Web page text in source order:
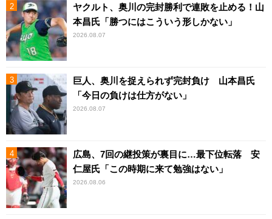
ヤクルト、奥川の完封勝利で連敗を止める！山
本昌氏「勝つにはこういう形しかない」
2026.08.07
巨人、奥川を捉えられず完封負け 山本昌氏
「今日の負けは仕方がない」
2026.08.07
広島、7回の継投策が裏目に…最下位転落 安
仁屋氏「この時期に来て勉強はない」
2026.08.06